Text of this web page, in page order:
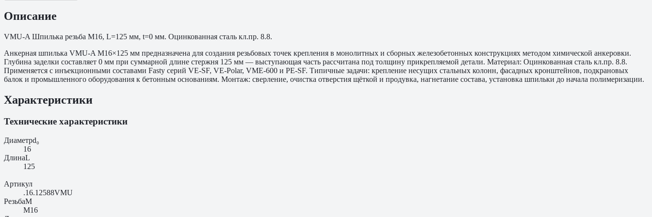
Описание
VMU-A Шпилька резьба M16, L=125 мм, t=0 мм. Оцинкованная сталь кл.пр. 8.8.
Анкерная шпилька VMU-A M16×125 мм предназначена для создания резьбовых точек крепления в монолитных и сборных железобетонных конструкциях методом химической анкеровки.
Глубина заделки составляет 0 мм при суммарной длине стержня 125 мм — выступающая часть рассчитана под толщину прикрепляемой детали. Материал: Оцинкованная сталь кл.пр. 8.8.
Применяется с инъекционными составами Fasty серий VE-SF, VE-Polar, VME-600 и PE-SF. Типичные задачи: крепление несущих стальных колонн, фасадных кронштейнов, подкрановых
балок и промышленного оборудования к бетонным основаниям. Монтаж: сверление, очистка отверстия щёткой и продувка, нагнетание состава, установка шпильки до начала полимеризации.
Характеристики
Технические характеристики
Диаметрd₀
16
ДлинаL
125
Артикул
.16.12588VMU
РезьбаM
M16